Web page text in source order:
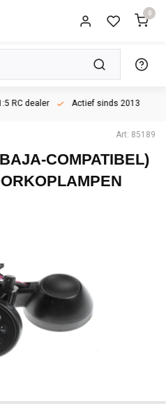
0
RC dealer Actief sinds 2013
Art: 85189
COMPATIBEL)